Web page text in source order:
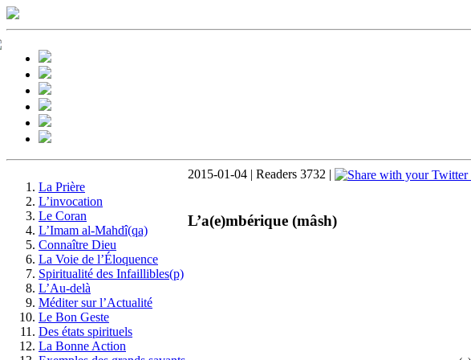
La Prière
L’invocation
Le Coran
L’Imam al-Mahdî(qa)
Connaître Dieu
La Voie de l’Éloquence
Spiritualité des Infaillibles(p)
L’Au-delà
Méditer sur l’Actualité
Le Bon Geste
Des états spirituels
La Bonne Action
2015-01-04 | Readers 3732 |
L’a(e)mbérique (mâsh)